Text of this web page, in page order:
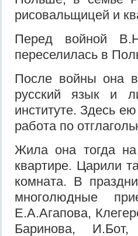
рисовальщицей и
Перед войной
переселилась в
После войны она
русский язык и
институте. Здесь
работа по
Жила она тогда
квартире. Царили
комната. В
многолюдные
Е.А.Агапова,
Баринова,